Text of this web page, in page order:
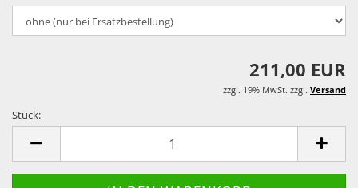
211,00 EUR
zzgl. 19% MwSt. zzgl. Versand
Stück: